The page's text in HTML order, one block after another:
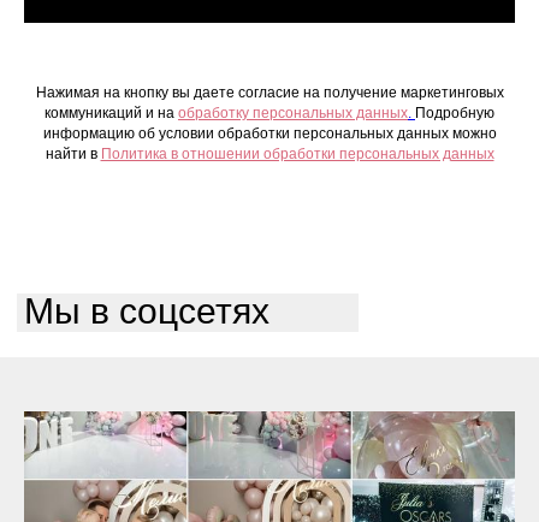
Нажимая на кнопку вы даете согласие на получение маркетинговых
коммуникаций и на обработку персональных данных. Подробную
информацию об условии обработки персональных данных можно
найти в Политика в отношении обработки персональных данных
Мы в соцсетях